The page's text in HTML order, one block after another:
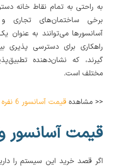
به راحتی به تمام نقاط خانه
برخی ساختمان‌های تجاری و
آسانسورها می‌توانند به
راهکاری برای دسترسی پذیری
گیرند، که نشان‌دهنده
مختلف است.
<< مشاهده قیمت آسانسور 6 نفره برای 4 طبقه
قیمت آسانسور
اگر قصد خرید این سیستم را